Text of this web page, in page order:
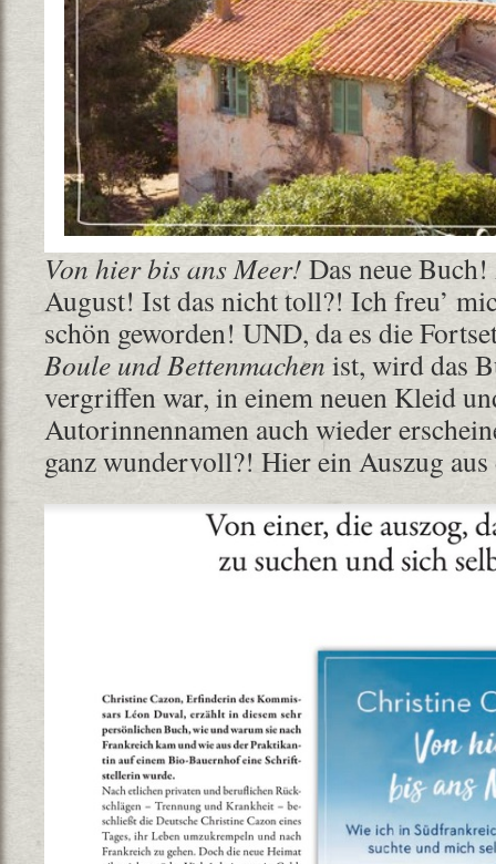
Von hier bis ans Meer! Das neue
August! Ist das nicht toll?! Ich freu’
schön geworden! UND, da es die
Boule und Bettenmachen ist, wird das
vergriffen war, in einem neuen Kleid
Autorinnennamen auch wieder
ganz wundervoll?! Hier ein Auszug